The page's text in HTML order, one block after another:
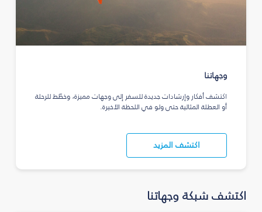
وجهاتنا
اكتشف أفكار وإرشادات جديدة للسفر إلى وجهات مميزة، وخطّط للرحلة
أو العطلة المثالية حتى ولو في اللحظة الأخيرة.
اكتشف المزيد
اكتشف شبكة وجهاتنا